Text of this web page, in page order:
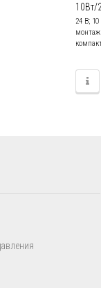
10Вт/
24 В; 10
монтаж